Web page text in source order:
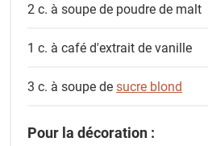
2 c. à soupe de poudre de malt
1 c. à caféd'extrait de vanille
3 c. à soupe desucre blond
Pour la décoration :